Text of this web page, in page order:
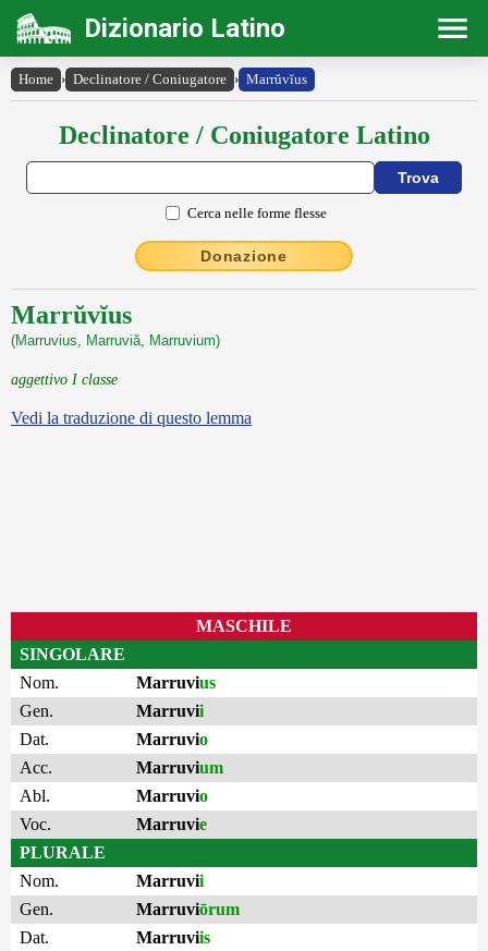
Dizionario Latino
Home › Declinatore / Coniugatore › Marrŭvĭus
Declinatore / Coniugatore Latino
Cerca nelle forme flesse
Donazione
Marrŭvĭus
(Marruvius, Marruviă, Marruvium)
aggettivo I classe
Vedi la traduzione di questo lemma
MASCHILE
SINGOLARE
Nom.
Marruvius
Gen.
Marruvii
Dat.
Marruvio
Acc.
Marruvium
Abl.
Marruvio
Voc.
Marruvie
PLURALE
Nom.
Marruvii
Gen.
Marruviōrum
Dat.
Marruviis